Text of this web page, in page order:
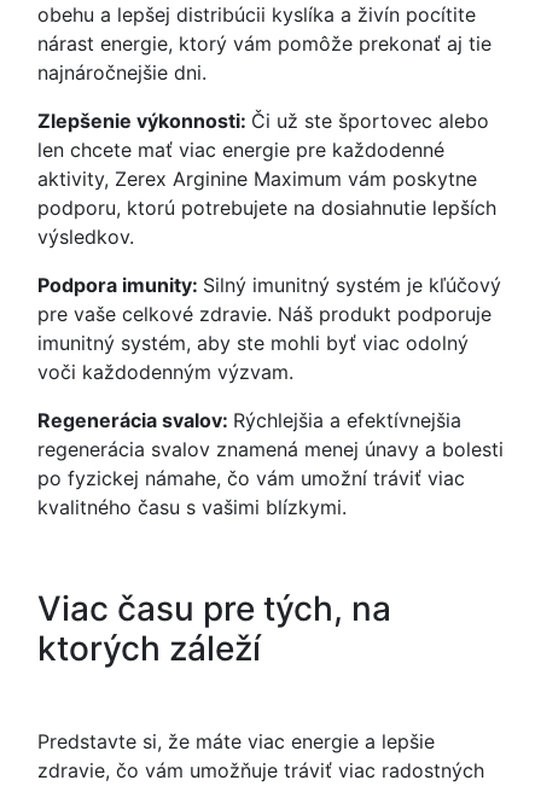
obehu a lepšej distribúcii kyslíka a živín pocítite
nárast energie, ktorý vám pomôže prekonať aj tie
najnáročnejšie dni.
Zlepšenie výkonnosti: Či už ste športovec alebo
len chcete mať viac energie pre každodenné
aktivity, Zerex Arginine Maximum vám poskytne
podporu, ktorú potrebujete na dosiahnutie lepších
výsledkov.
Podpora imunity: Silný imunitný systém je kľúčový
pre vaše celkové zdravie. Náš produkt podporuje
imunitný systém, aby ste mohli byť viac odolný
voči každodenným výzvam.
Regenerácia svalov: Rýchlejšia a efektívnejšia
regenerácia svalov znamená menej únavy a bolesti
po fyzickej námahe, čo vám umožní tráviť viac
kvalitného času s vašimi blízkymi.
Viac času pre tých, na
ktorých záleží
Predstavte si, že máte viac energie a lepšie
zdravie, čo vám umožňuje tráviť viac radostných